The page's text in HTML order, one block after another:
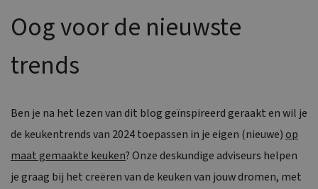
Oog voor de nieuwste
trends
Ben je na het lezen van dit blog geïnspireerd geraakt en wil je
de keukentrends van 2024 toepassen in je eigen (nieuwe)op
maat gemaakte keuken? Onze deskundige adviseurs helpen
je graag bij het creëren van de keuken van jouw dromen, met